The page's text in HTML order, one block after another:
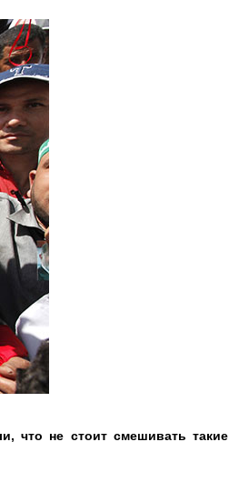
что не стоит смешивать такие